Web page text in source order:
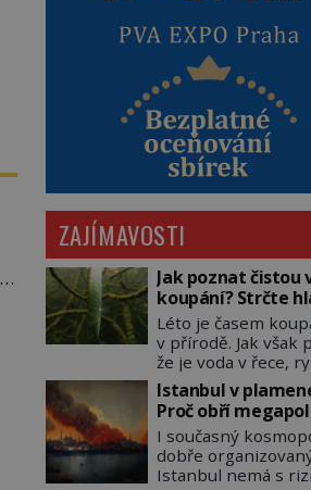
ZAJÍMAVOSTI
Jak poznat čistou
koupání? Strčte
pod hladinu!
Léto je časem
v přírodě. Jak však
že je voda v řece,
jezeře čistá? Jistě,
možnost využít
hygieniků či
křížovému výslechu
provozovatele
koupaliště.
Istanbul v
Proč obří
ohrožují měsíce
smaženého lilku?
I současný
dobře
Istanbul nemá s